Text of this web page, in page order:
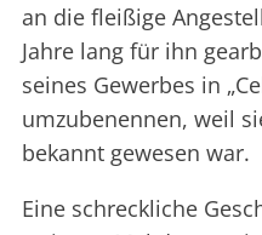
an die fleißige
Jahre lang für ihn
seines Gewerbes in
umzubenennen, weil
bekannt gewesen war.
Eine schreckliche